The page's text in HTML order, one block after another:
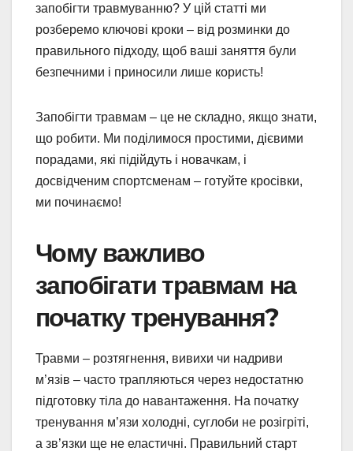
запобігти травмуванню? У цій статті ми
розберемо ключові кроки – від розминки до
правильного підходу, щоб ваші заняття були
безпечними і приносили лише користь!
Запобігти травмам – це не складно, якщо знати,
що робити. Ми поділимося простими, дієвими
порадами, які підійдуть і новачкам, і
досвідченим спортсменам – готуйте кросівки,
ми починаємо!
Чому важливо
запобігати травмам на
початку тренування?
Травми – розтягнення, вивихи чи надриви
м’язів – часто трапляються через недостатню
підготовку тіла до навантаження. На початку
тренування м’язи холодні, суглоби не розігріті,
а зв’язки ще не еластичні. Правильний старт